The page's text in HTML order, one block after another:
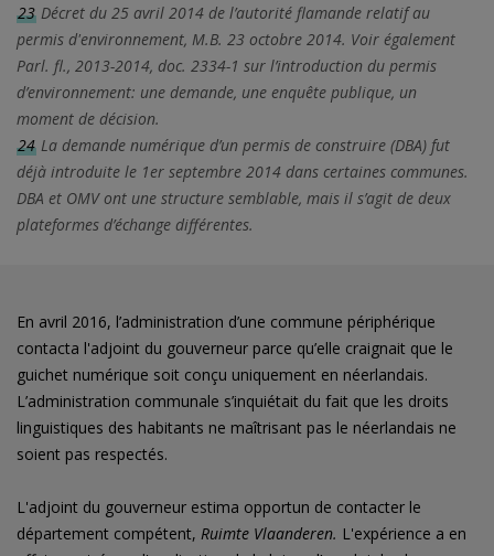
23 Décret du 25 avril 2014 de l’autorité flamande relatif au
permis d'environnement, M.B. 23 octobre 2014. Voir également
Parl. fl., 2013-2014, doc. 2334-1 sur l’introduction du permis
d’environnement: une demande, une enquête publique, un
moment de décision.
24 La demande numérique d’un permis de construire (DBA) fut
déjà introduite le 1er septembre 2014 dans certaines communes.
DBA et OMV ont une structure semblable, mais il s’agit de deux
plateformes d’échange différentes.
En avril 2016, l’administration d’une commune périphérique
contacta l'adjoint du gouverneur parce qu’elle craignait que le
guichet numérique soit conçu uniquement en néerlandais.
L’administration communale s’inquiétait du fait que les droits
linguistiques des habitants ne maîtrisant pas le néerlandais ne
soient pas respectés.
L'adjoint du gouverneur estima opportun de contacter le
département compétent, Ruimte Vlaanderen. L'expérience a en